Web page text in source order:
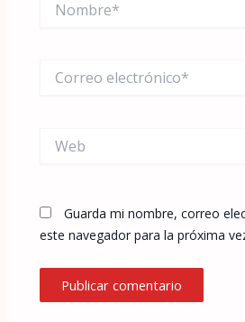
electrónico*
Guarda mi nombre, correo
este navegador para la próxima